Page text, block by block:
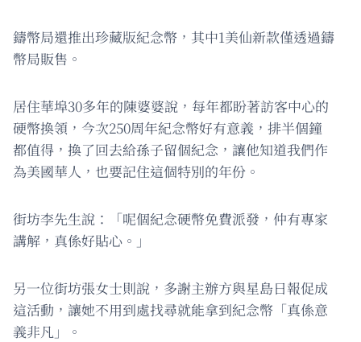
鑄幣局還推出珍藏版紀念幣，其中1美仙新款僅透過鑄
幣局販售。
居住華埠30多年的陳婆婆說，每年都盼著訪客中心的
硬幣換領，今次250周年紀念幣好有意義，排半個鐘
都值得，換了回去給孫子留個紀念，讓他知道我們作
為美國華人，也要記住這個特別的年份。
街坊李先生說：「呢個紀念硬幣免費派發，仲有專家
講解，真係好貼心。」
另一位街坊張女士則說，多謝主辦方與星島日報促成
這活動，讓她不用到處找尋就能拿到紀念幣「真係意
義非凡」。